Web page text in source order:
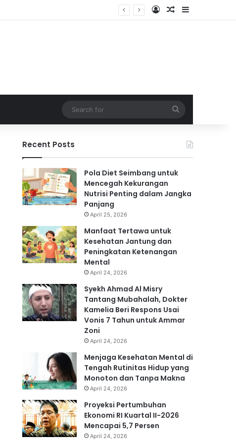
Log InRandom Article
Sidebar
for
Recent Posts
Pola Diet Seimbang untuk
Mencegah Kekurangan
Nutrisi Penting dalam Jangka
Panjang
April 25, 2026
Manfaat Tertawa untuk
Kesehatan Jantung dan
Peningkatan Ketenangan
Mental
April 24, 2026
Syekh Ahmad Al Misry
Tantang Mubahalah, Dokter
Kamelia Beri Respons Usai
Vonis 7 Tahun untuk Ammar
Zoni
April 24, 2026
Menjaga Kesehatan Mental di
Tengah Rutinitas Hidup yang
Monoton dan Tanpa Makna
April 24, 2026
Proyeksi Pertumbuhan
Ekonomi RI Kuartal II-2026
Mencapai 5,7 Persen
April 24, 2026